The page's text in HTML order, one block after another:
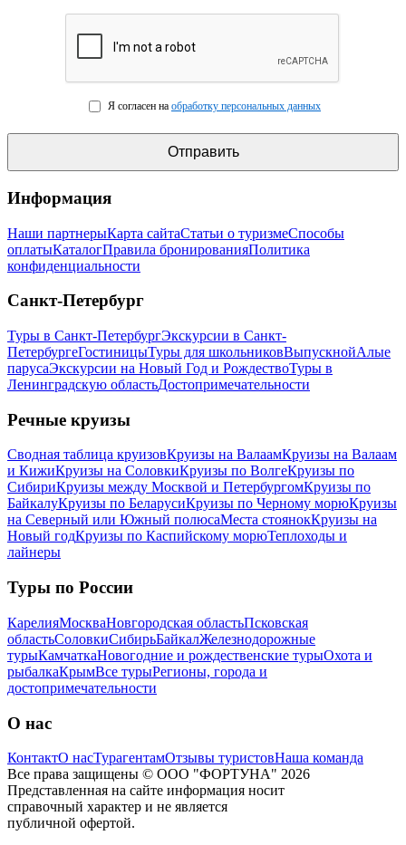
Я согласен на обработку персональных данных
Информация
Наши партнерыКарта сайтаСтатьи о туризмеСпособы
оплатыКаталогПравила бронированияПолитика
конфиденциальности
Санкт-Петербург
Туры в Санкт-ПетербургЭкскурсии в Санкт-
ПетербургеГостиницыТуры для школьниковВыпускнойАлые
парусаЭкскурсии на Новый Год и РождествоТуры в
Ленинградскую областьДостопримечательности
Речные круизы
Сводная таблица круизовКруизы на ВалаамКруизы на Валаам
и КижиКруизы на СоловкиКруизы по ВолгеКруизы по
СибириКруизы между Москвой и ПетербургомКруизы по
БайкалуКруизы по БеларусиКруизы по Черному морюКруизы
на Северный или Южный полюсаМеста стоянокКруизы на
Новый годКруизы по Каспийскому морюТеплоходы и
лайнеры
Туры по России
КарелияМоскваНовгородская областьПсковская
областьСоловкиСибирьБайкалЖелезнодорожные
турыКамчаткаНовогодние и рождественские турыОхота и
рыбалкаКрымВсе турыРегионы, города и
достопримечательности
О нас
КонтактО насТурагентамОтзывы туристовНаша команда
Все права защищены © ООО "ФОРТУНА" 2026
Представленная на сайте информация носит
справочный характер и не является
публичной офертой.